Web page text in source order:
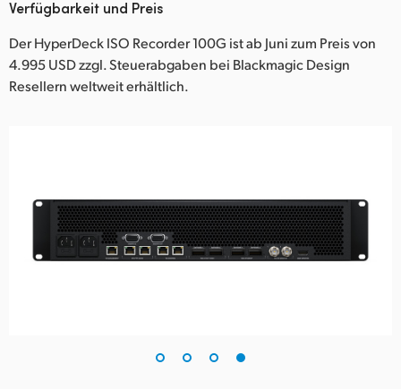
Verfügbarkeit und Preis
Der HyperDeck ISO Recorder 100G ist ab Juni zum Preis von
4.995 USD zzgl. Steuerabgaben bei Blackmagic Design
Resellern weltweit erhältlich.